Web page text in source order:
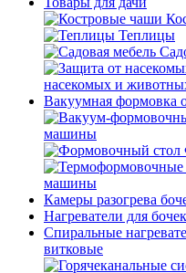
Теплицы
насекомых и
Вакуумная формовка
машины
машины
Камеры разогрева
Нагреватели для бочек
Спиральные
витковые